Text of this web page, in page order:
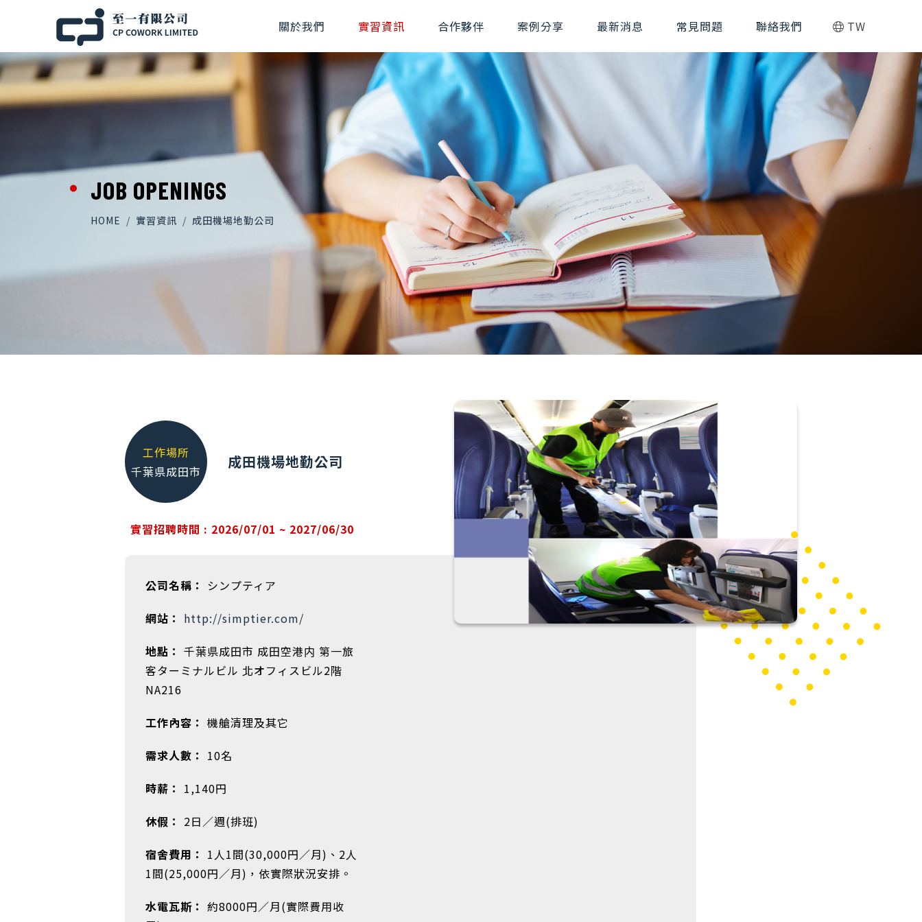
關於我們 實習資訊 合作夥伴 案例分享 最新消息 常見問題 聯絡我們 TW
JOB OPENINGS
HOME 實習資訊 成田機場地勤公司
工作場所
千葉県成田市
成田機場地勤公司
實習招聘時間 : 2026/07/01 ~ 2027/06/30
公司名稱：
シンプティア
網站： http://simptier.com/
地點： 千葉県成田市 成田空港内 第一旅
客ターミナルビル 北オフィスビル2階
NA216
工作內容： 機艙清理及其它
需求人數： 10名
時薪： 1,140円
休假： 2日／週(排班)
宿舍費用： 1人1間(30,000円／月)、2人
1間(25,000円／月)，依實際狀況安排。
水電瓦斯： 約8000円／月(實際費用收